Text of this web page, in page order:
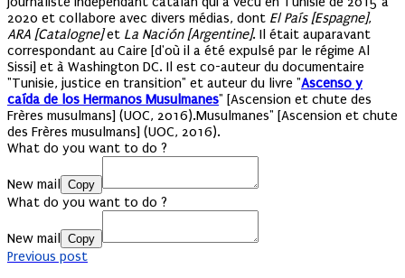
2020 et collabore avec divers médias, dont El País [Espagne],
ARA [Catalogne]et La Nación [Argentine]. Il était auparavant
correspondant au Caire [d'où il a été expulsé par le régime Al
Sissi] et à Washington DC. Il est co-auteur du documentaire
"Tunisie, justice en transition" et auteur du livre "Ascenso y
caída de los Hermanos Musulmanes" [Ascension et chute des
Frères musulmans] (UOC, 2016).Musulmanes" [Ascension et chute
des Frères musulmans] (UOC, 2016).
What do you want to do ?
New mail Copy
What do you want to do ?
New mail Copy
Previous post